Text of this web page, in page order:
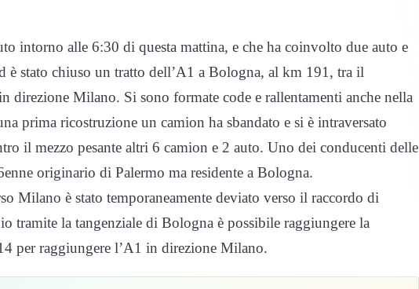
intorno alle 6:30 di questa mattina, e che ha coinvolto due auto e
è stato chiuso un tratto dell’A1 a Bologna, al km 191, tra il
direzione Milano. Si sono formate code e rallentamenti anche nella
prima ricostruzione un camion ha sbandato e si è intraversato
il mezzo pesante altri 6 camion e 2 auto. Uno dei conducenti delle
originario di Palermo ma residente a Bologna.
Milano è stato temporaneamente deviato verso il raccordo di
tramite la tangenziale di Bologna è possibile raggiungere la
per raggiungere l’A1 in direzione Milano.